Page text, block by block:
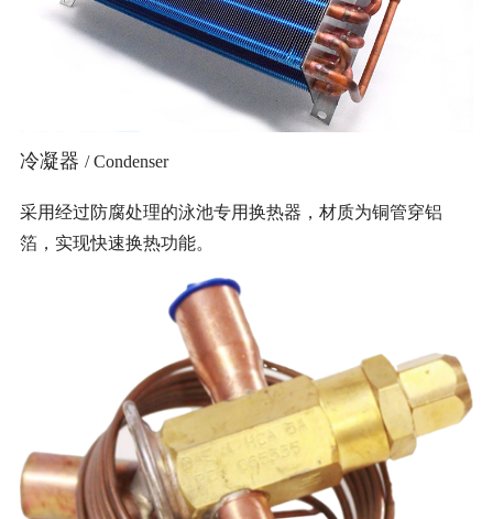
冷凝器 / Condenser
采用经过防腐处理的泳池专用换热器，材质为铜管穿铝
箔，实现快速换热功能。